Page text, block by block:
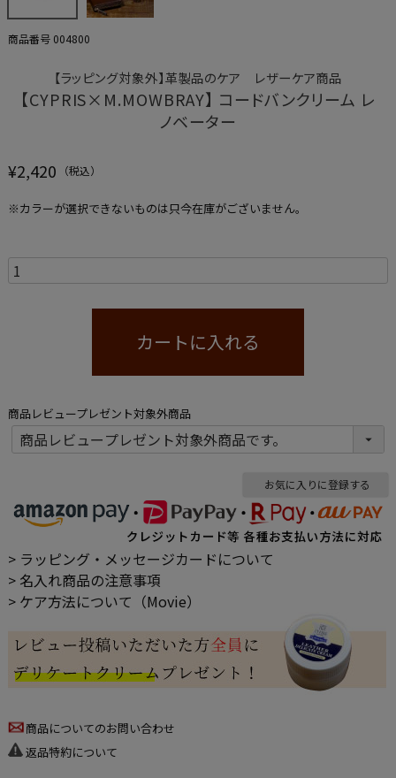
商品番号 004800
【ラッピング対象外】革製品のケア レザーケア商品
【CYPRIS×M.MOWBRAY】 コードバンクリーム レ
ノベーター
¥2,420
※カラーが選択できないものは只今在庫がございません。
お気に入りに登録する
カートに入れる
商品レビュープレゼント対象外商品
> ラッピング・メッセージカードについて
> 名入れ商品の注意事項
> ケア方法について（Movie）
商品についてのお問い合わせ
返品特約について